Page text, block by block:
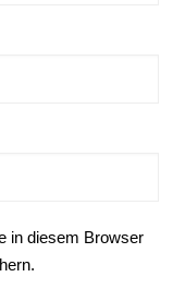
in diesem Browser